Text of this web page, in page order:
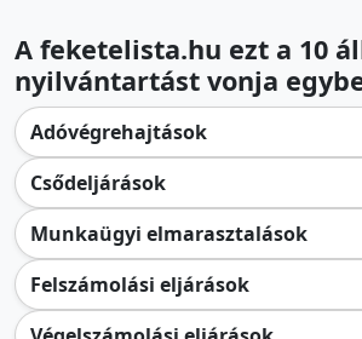
A feketelista.hu ezt a 10
nyilvántartást vonja
Adóvégrehajtások
Csődeljárások
Munkaügyi elmarasztalások
Felszámolási eljárások